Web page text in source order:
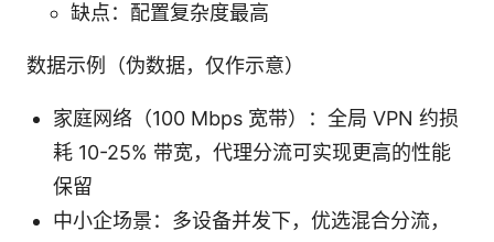
缺点：配置复杂度最高
数据示例（伪数据，仅作示意）
家庭网络（100 Mbps 宽带）：全局 VPN 约损
耗 10-25% 带宽，代理分流可实现更高的性能
保留
中小企场景：多设备并发下，优选混合分流，